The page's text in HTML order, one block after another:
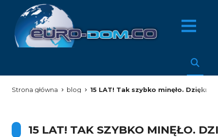
Strona główna blog 15 LAT! Tak szybko minęło.
15 LAT! TAK SZYBKO MINĘŁO.